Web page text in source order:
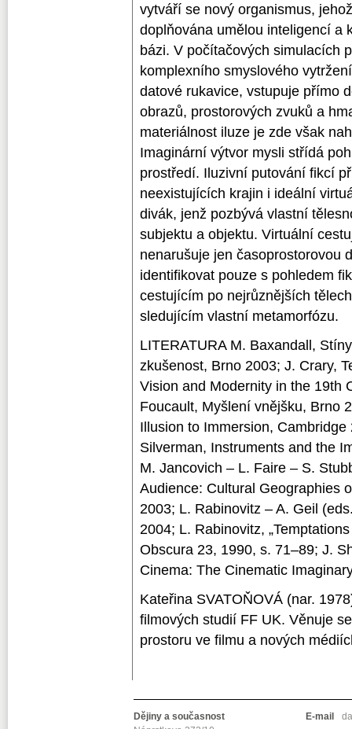
vytváří se nový organismus,
doplňována umělou inteligencí a
bázi. V počítačových simulacích
komplexního smyslového
datové rukavice, vstupuje přímo
obrazů, prostorových zvuků a
materiálnost iluze je zde však
Imaginární výtvor mysli střídá
prostředí. Iluzivní putování fikcí
neexistujících krajin i ideální
divák, jenž pozbývá vlastní
subjektu a objektu. Virtuální
nenarušuje jen časoprostorovou
identifikovat pouze s pohledem
cestujícím po nejrůznějších
sledujícím vlastní metamorfózu.
LITERATURA M. Baxandall,
zkušenost, Brno 2003; J. Crary,
Vision and Modernity in the 19th
Foucault, Myšlení vnějšku, Brno
Illusion to Immersion,
Silverman, Instruments and the
M. Jancovich – L. Faire – S.
Audience: Cultural Geographies
2003; L. Rabinovitz – A. Geil
2004; L. Rabinovitz,
Obscura 23, 1990, s. 71–89; J.
Cinema: The Cinematic
Kateřina SVATOŇOVÁ (nar.
filmových studií FF UK. Věnuje
prostoru ve filmu a nových
Dějiny a současnost
E-mail